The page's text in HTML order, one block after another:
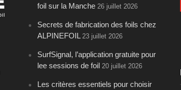
foil sur la Manche 26 juillet 2026
Secrets de fabrication des foils chez
ALPINEFOIL 23 juillet 2026
SurfSignal, l’application gratuite pour
lee sessions de foil 20 juillet 2026
Les critères essentiels pour choisir